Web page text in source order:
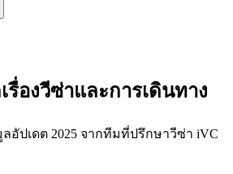
รื่องวีซ่าและการเดินทาง
อัปเดต 2025 จากทีมที่ปรึกษาวีซ่า iVC